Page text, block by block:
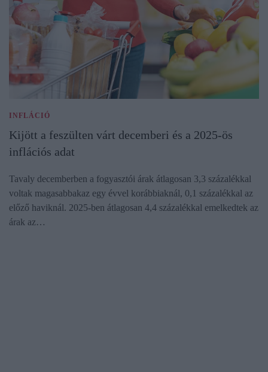
INFLÁCIÓ
Kijött a feszülten várt decemberi és a 2025-ös
inflációs adat
Tavaly decemberben a fogyasztói árak átlagosan 3,3 százalékkal
voltak magasabbakaz egy évvel korábbiaknál, 0,1 százalékkal az
előző haviknál. 2025-ben átlagosan 4,4 százalékkal emelkedtek az
árak az…